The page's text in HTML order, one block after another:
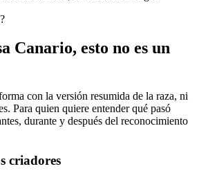
Canario, esto no es un
con la versión resumida de la raza, ni
Para quien quiere entender qué pasó
durante y después del reconocimiento
criadores